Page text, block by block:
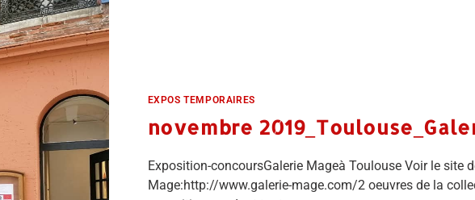
EXPOS TEMPORAIRES
novembre
Exposition-concoursGalerie Mageà Toulouse Voir le site
Mage:http://www.galerie-mage.com/2 oeuvres de la